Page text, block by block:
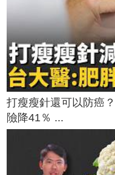
打瘦瘦針還可以防癌
險降41％ ...